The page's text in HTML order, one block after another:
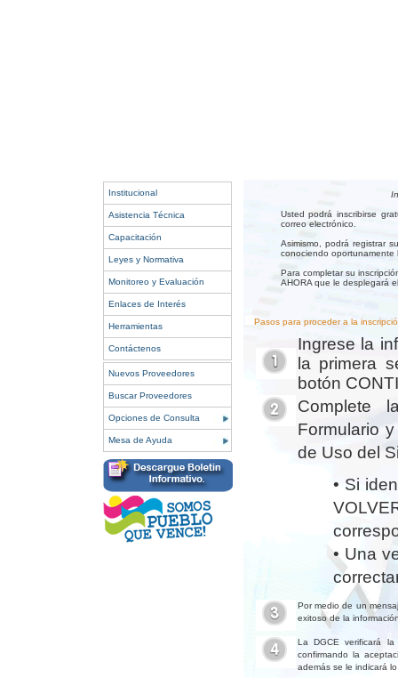
Institucional
Asistencia Técnica
Capacitación
Leyes y Normativa
Monitoreo y Evaluación
Enlaces de Interés
Herramientas
Contáctenos
Nuevos Proveedores
Buscar Proveedores
Opciones de Consulta
Mesa de Ayuda
Usted podrá inscribirse
correo electrónico.
Asimismo, podrá registrar
conociendo oportunamente
Para completar su
AHORA que le desplegará
Pasos para proceder a la
Ingrese la
la primera
botón
Complete
Formulario
de Uso del
• Si
• Una
Por medio de un
exitoso de la
La DGCE verificará
confirmando la
además se le indicará